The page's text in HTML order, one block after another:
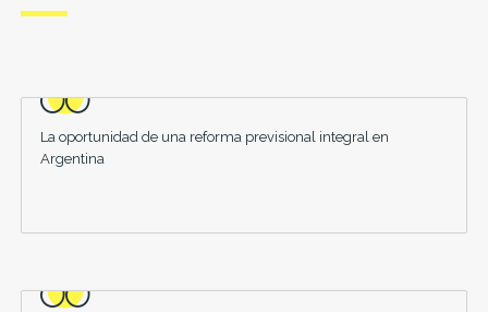
La oportunidad de una reforma previsional integral en
Argentina